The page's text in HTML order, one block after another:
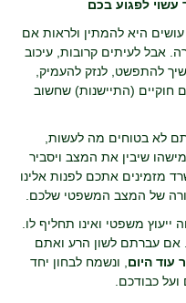
עשוי לפגוע בכם
היא להמתין ולראות אם
אבל לעיתים קרובות, עיכוב
להתפשט, לנזק להעמיק,
חוקיים (התיישנות) שחשוב
לא בטוחים מה לעשות,
שיבין את המצב ויסביר
מזמינים אתכם לפנות אלינו
של המצב המשפטי שלכם.
ייעוץ משפטי ואינו תחליף לו.
אם עברתם לשון הרע ואתם
עוד היום , ונשמח לבחון יחד
כבודכם.